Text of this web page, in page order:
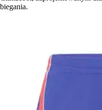
biegania.